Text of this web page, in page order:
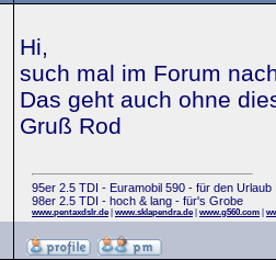
Hi,
such mal im Forum
Das geht auch ohne
Gruß Rod
95er 2.5 TDI - Euramobil 590 - für den Urlaub
98er 2.5 TDI - hoch & lang - für's Grobe
www.pentaxdslr.de www.sklapendra.de www.g560.com